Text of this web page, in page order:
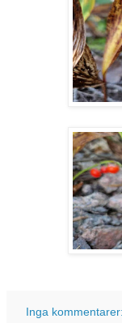
Inga kommentarer: